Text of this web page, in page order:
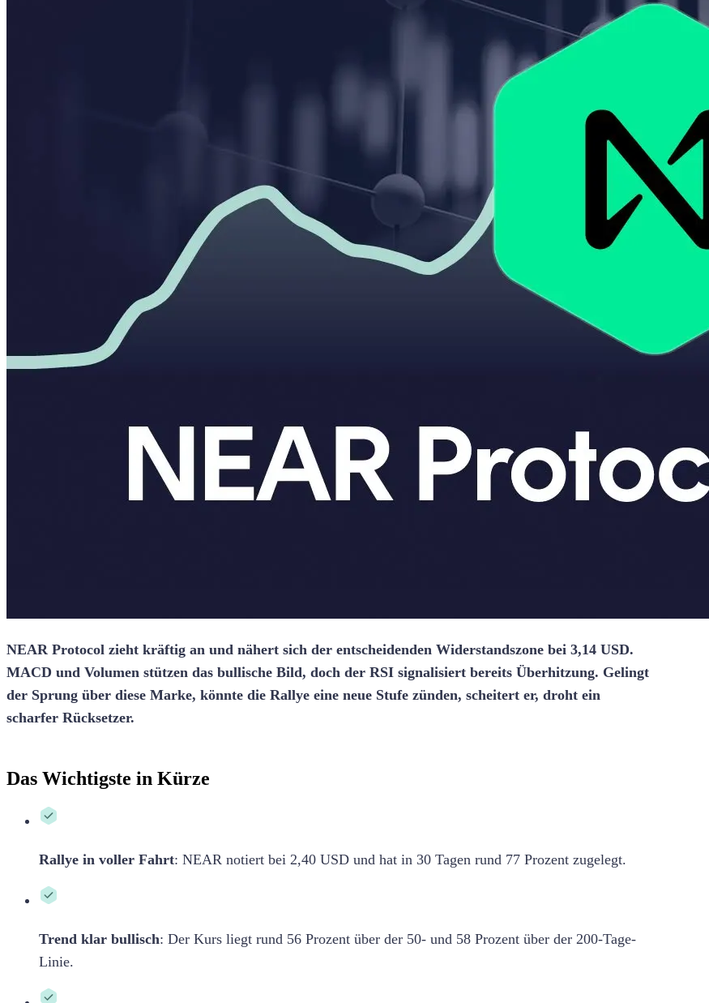
NEAR Protocol zieht kräftig an und nähert sich der entscheidenden Widerstandszone bei 3,14 USD.
MACD und Volumen stützen das bullische Bild, doch der RSI signalisiert bereits Überhitzung. Gelingt
der Sprung über diese Marke, könnte die Rallye eine neue Stufe zünden, scheitert er, droht ein
scharfer Rücksetzer.
Das Wichtigste in Kürze
Rallye in voller Fahrt: NEAR notiert bei 2,40 USD und hat in 30 Tagen rund 77 Prozent zugelegt.
Trend klar bullisch: Der Kurs liegt rund 56 Prozent über der 50- und 58 Prozent über der 200-Tage-
Linie.